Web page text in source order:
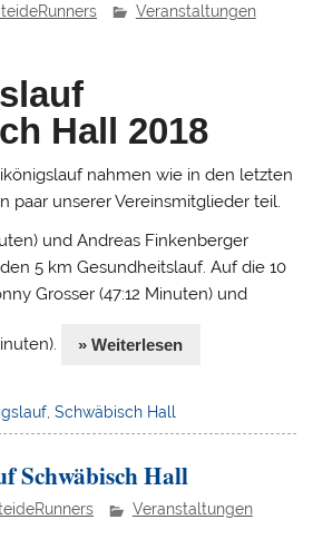
Veranstaltungen
Hall 2018
nahmen wie in den letzten
paar unserer Vereinsmitglieder teil.
und Andreas Finkenberger
5 km Gesundheitslauf. Auf die 10
Grosser (47:12 Minuten) und
» Weiterlesen
,Schwäbisch Hall
Schwäbisch Hall
Veranstaltungen